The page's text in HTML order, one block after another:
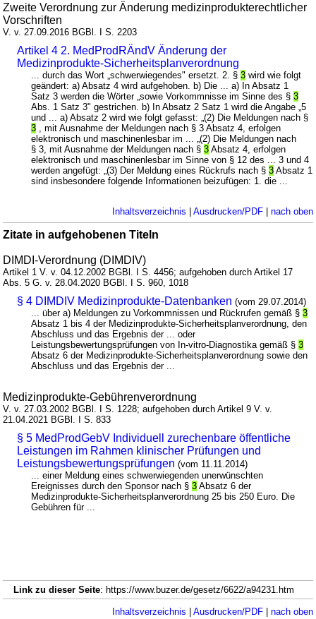
Zweite Verordnung zur Änderung medizinprodukterechtlicher
Vorschriften
V. v. 27.09.2016 BGBl. I S. 2203
Artikel 4 2. MedProdRÄndV Änderung der
Medizinprodukte-Sicherheitsplanverordnung
... durch das Wort „schwerwiegendes" ersetzt. 2. §3 wird wie folgt
geändert: a) Absatz 4 wird aufgehoben. b) Die ... a) In Absatz 1
Satz 3 werden die Wörter „sowie Vorkommnisse im Sinne des §3
Abs. 1 Satz 3" gestrichen. b) In Absatz 2 Satz 1 wird die Angabe „5
und ... a) Absatz 2 wird wie folgt gefasst: „(2) Die Meldungen nach §
3 , mit Ausnahme der Meldungen nach § 3 Absatz 4, erfolgen
elektronisch und maschinenlesbar im ... „(2) Die Meldungen nach
§ 3, mit Ausnahme der Meldungen nach §3 Absatz 4, erfolgen
elektronisch und maschinenlesbar im Sinne von § 12 des ... 3 und 4
werden angefügt: „(3) Der Meldung eines Rückrufs nach §3 Absatz 1
sind insbesondere folgende Informationen beizufügen: 1. die ...
Inhaltsverzeichnis | Ausdrucken/PDF| nach oben
Zitate in aufgehobenen Titeln
DIMDI-Verordnung (DIMDIV)
Artikel 1 V. v. 04.12.2002 BGBl. I S. 4456; aufgehoben durch Artikel 17
Abs. 5 G. v. 28.04.2020 BGBl. I S. 960, 1018
§ 4 DIMDIV Medizinprodukte-Datenbanken (vom 29.07.2014)
... über a) Meldungen zu Vorkommnissen und Rückrufen gemäß §3
Absatz 1 bis 4 der Medizinprodukte-Sicherheitsplanverordnung, den
Abschluss und das Ergebnis der ... oder
Leistungsbewertungsprüfungen von In-vitro-Diagnostika gemäß §3
Absatz 6 der Medizinprodukte-Sicherheitsplanverordnung sowie den
Abschluss und das Ergebnis der ...
Medizinprodukte-Gebührenverordnung
V. v. 27.03.2002 BGBl. I S. 1228; aufgehoben durch Artikel 9 V. v.
21.04.2021 BGBl. I S. 833
§ 5 MedProdGebV Individuell zurechenbare öffentliche
Leistungen im Rahmen klinischer Prüfungen und
Leistungsbewertungsprüfungen (vom 11.11.2014)
... einer Meldung eines schwerwiegenden unerwünschten
Ereignisses durch den Sponsor nach §3 Absatz 6 der
Medizinprodukte-Sicherheitsplanverordnung 25 bis 250 Euro. Die
Gebühren für ...
Link zu dieser Seite: https://www.buzer.de/gesetz/6622/a94231.htm
Inhaltsverzeichnis | Ausdrucken/PDF| nach oben